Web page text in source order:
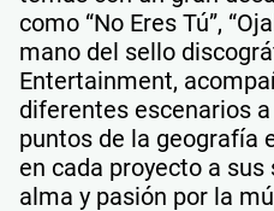
como “No Eres Tú”,
mano del sello
Entertainment,
diferentes escenarios
puntos de la geografía
en cada proyecto a
alma y pasión por la